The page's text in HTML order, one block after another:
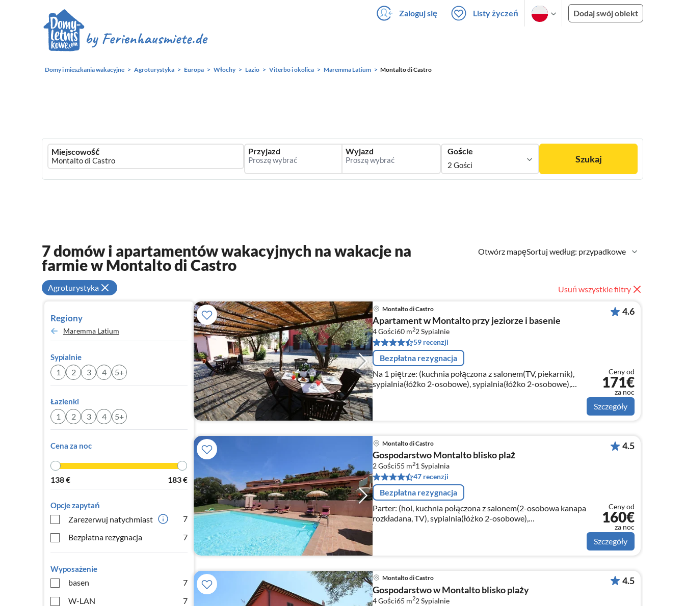
Zaloguj się Listy życzeń Dodaj swój obiekt
Domy i mieszkania wakacyjne Agroturystyka Europa Włochy Lazio Viterbo i okolica Maremma Latium Montalto di Castro
Ferienhausmiete
logo
Miejscowość Przyjazd Wyjazd Goście
2 Gości
Szukaj
Otwórz mapęSortuj według: przypadkowe
7 domów i apartamentów wakacyjnych na wakacje na
farmie w Montalto di Castro
Agroturystyka Usuń wszystkie filtry
Regiony
Maremma Latium
Sypialnie
1 2 3 4 5+
Łazienki
1 2 3 4 5+
Cena za noc
138€ 183€
Opcje zapytań
Zarezerwuj natychmiast
7
Bezpłatna rezygnacja
7
Wyposażenie
basen
7
W-LAN
7
Montalto di Castro
Apartament w Montalto przy jeziorze i basenie
4 Gości60 m22Sypialnie
59 recenzji
Bezpłatna rezygnacja
Na 1 piętrze: (kuchnia połączona z salonem(TV, piekarnik),
sypialnia(łóżko 2-osobowe), sypialnia(łóżko 2-osobowe),
łazienka(prysznic, umywalka, toaleta, bidet))
4.6
Ceny od
171€
za noc
Szczegóły
Montalto di Castro
Gospodarstwo Montalto blisko plaż
2 Gości55 m21 Sypialnia
47 recenzji
Bezpłatna rezygnacja
Parter: (hol, kuchnia połączona z salonem(2-osobowa kanapa
rozkładana, TV), sypialnia(łóżko 2-osobowe),
łazienka(prysznic, umywalka, toaleta, bidet))
4.5
Ceny od
160€
za noc
Szczegóły
Montalto di Castro
Gospodarstwo w Montalto blisko plaży
4 Gości65 m22Sypialnie
4.5